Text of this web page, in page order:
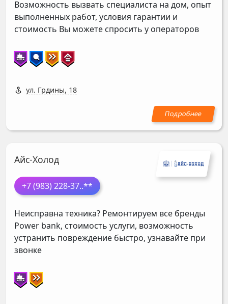
Возможность вызвать специалиста на дом, опыт
выполненных работ, условия гарантии и
стоимость Вы можете спросить у операторов
ул. Грдины, 18
Айс-Холод
+7 (983) 228-37..**
Неисправна техника? Ремонтируем все бренды
Power bank, стоимость услуги, возможность
устранить повреждение быстро, узнавайте при
звонке